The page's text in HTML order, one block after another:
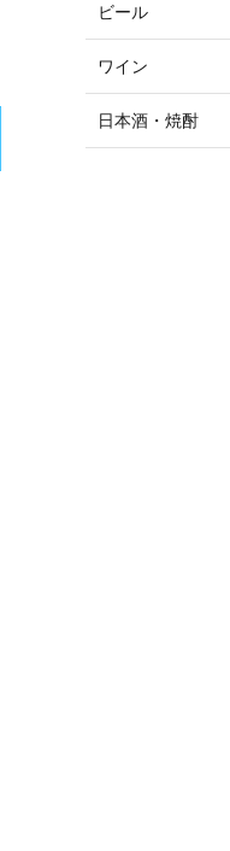
ビール
ワイン
日本酒・焼酎